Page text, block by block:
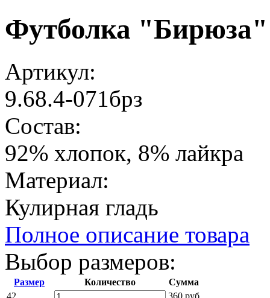
Футболка "Бирюза"
Артикул:
9.68.4-071брз
Состав:
92% хлопок, 8% лайкра
Материал:
Кулирная гладь
Полное описание товара
Выбор размеров:
Размер Количество
Сумма